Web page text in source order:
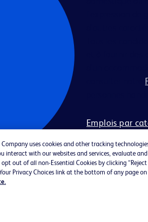
Tous les
et à fournir
d'un
Emplois par
Politique des
©2026 BD. Tous droits réservés.
BD sont des marques
uses cookies and other tracking
interact with our websites and services, evaluate
out of all non-Essential Cookies by clicking
Privacy Choices link at the bottom of any page